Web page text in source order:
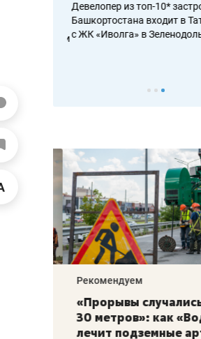
Девелопер из топ-10*
Башкортостана входит в
с ЖК «Иволга» в
Рекомендуем
«Прорывы
30 метров»: как
лечит подземные